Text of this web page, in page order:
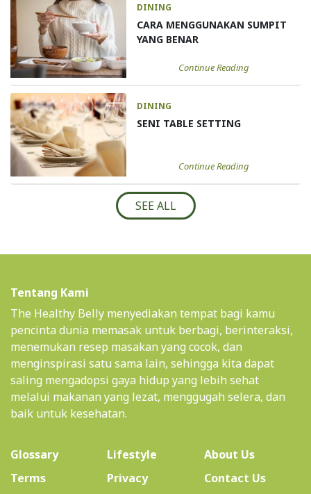
DINING
CARA MENGGUNAKAN SUMPIT
YANG BENAR
Continue Reading
DINING
SENI TABLE SETTING
Continue Reading
SEE ALL
Tentang Kami
The Healthy Belly menyediakan tempat bagi kamu
pencinta dunia memasak untuk berbagi, berinteraksi,
menemukan resep masakan yang cocok, dan
menginspirasi satu sama lain, sehingga kita dapat
saling mengadopsi gaya hidup yang lebih sehat
melalui makanan yang lezat, menggugah selera, dan
baik untuk kesehatan.
Glossary Lifestyle About Us(current)
Terms
Privacy Contact Us